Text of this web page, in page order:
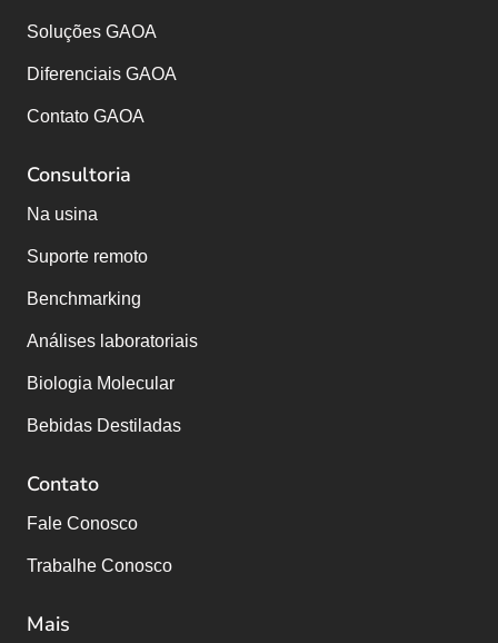
Soluções GAOA
Diferenciais GAOA
Contato GAOA
Consultoria
Na usina
Suporte remoto
Benchmarking
Análises laboratoriais
Biologia Molecular
Bebidas Destiladas
Contato
Fale Conosco
Trabalhe Conosco
Mais